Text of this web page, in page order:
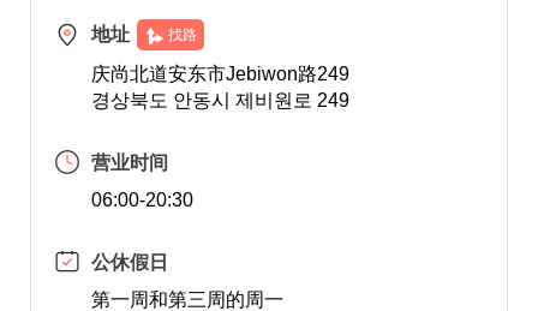
地址 找路
庆尚北道安东市Jebiwon路249
경상북도 안동시 제비원로 249
营业时间
06:00-20:30
公休假日
第一周和第三周的周一